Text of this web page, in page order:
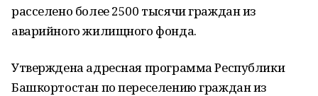
расселено более 2500 тысячи граждан из
аварийного жилищного фонда.
Утверждена адресная программа Республики
Башкортостан по переселению граждан из